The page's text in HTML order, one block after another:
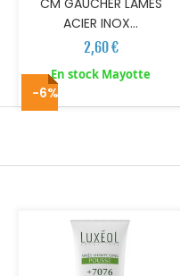
CM GAUCHER LAMES
ACIER INOX...
2,60 €
En stock Mayotte
-6%